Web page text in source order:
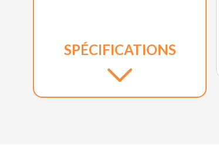
SPÉCIFICATIONS